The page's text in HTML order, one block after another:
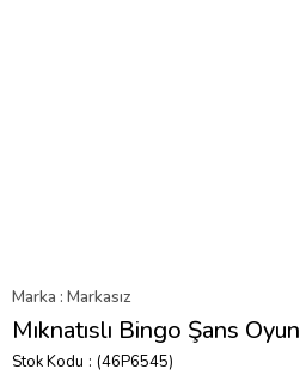
Marka : Markasız
Mıknatıslı Bingo Şans
Stok Kodu (46P6545)